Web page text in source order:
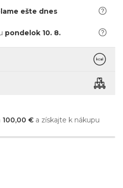
ešte dnes
pondelok 10. 8.
100,00 € a získajte k nákupu